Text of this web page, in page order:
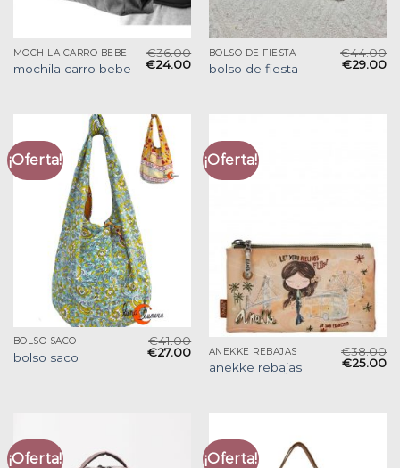
MOCHILA CARRO BEBE
mochila carro bebe
€36.00
€24.00
BOLSO DE FIESTA
bolso de fiesta
€44.00
€29.00
¡Oferta!
BOLSO SACO
bolso saco
€41.00
€27.00
¡Oferta!
ANEKKE REBAJAS
anekke rebajas
€38.00
€25.00
¡Oferta! ¡Oferta!